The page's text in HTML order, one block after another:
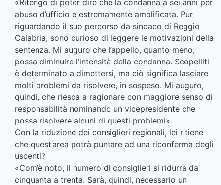
«Ritengo di poter dire che la condanna a sei anni per
abuso d’ufficio è estremamente amplificata. Pur
riguardando il suo percorso da sindaco di Reggio
Calabria, sono curioso di leggere le motivazioni della
sentenza. Mi auguro che l’appello, quanto meno,
possa diminuire l’intensità della condanna. Scopelliti
è determinato a dimettersi, ma ciò significa lasciare
molti problemi da risolvere, in sospeso. Mi auguro,
quindi, che riesca a ragionare con maggiore senso di
responsabilità nominando un vicepresidente che
possa risolvere alcuni di questi problemi».
Con la riduzione dei consiglieri regionali, lei ritiene
che quest’area potrà puntare ad una riconferma degli
uscenti?
«Com’è noto, il numero di consiglieri si ridurrà da
cinquanta a trenta. Sarà, quindi, necessario un